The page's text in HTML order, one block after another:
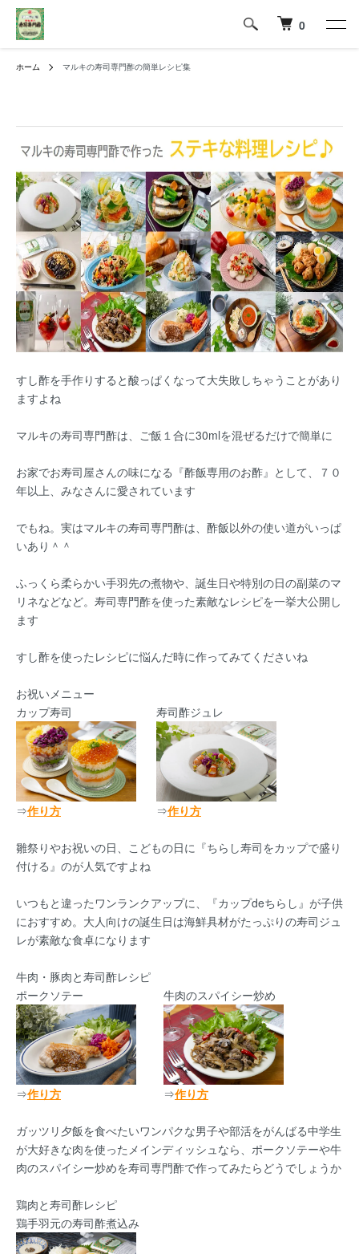
0
ホーム マルキの寿司専門酢の簡単レシピ集
すし酢を手作りすると酸っぱくなって大失敗しちゃうことがあり
ますよね
マルキの寿司専門酢は、ご飯１合に30mlを混ぜるだけで簡単に
お家でお寿司屋さんの味になる『酢飯専用のお酢』として、７０
年以上、みなさんに愛されています
でもね。実はマルキの寿司専門酢は、酢飯以外の使い道がいっぱ
いあり＾＾
ふっくら柔らかい手羽先の煮物や、誕生日や特別の日の副菜のマ
リネなどなど。寿司専門酢を使った素敵なレシピを一挙大公開し
ます
すし酢を使ったレシピに悩んだ時に作ってみてくださいね
お祝いメニュー
カップ寿司
寿司酢ジュレ
⇒作り方 ⇒作り方
雛祭りやお祝いの日、こどもの日に『ちらし寿司をカップで盛り
付ける』のが人気ですよね
いつもと違ったワンランクアップに、『カップdeちらし』が子供
におすすめ。大人向けの誕生日は海鮮具材がたっぷりの寿司ジュ
レが素敵な食卓になります
牛肉・豚肉と寿司酢レシピ
ポークソテー
牛肉のスパイシー炒め
⇒作り方 ⇒作り方
ガッツリ夕飯を食べたいワンパクな男子や部活をがんばる中学生
が大好きな肉を使ったメインディッシュなら、ポークソテーや牛
肉のスパイシー炒めを寿司専門酢で作ってみたらどうでしょうか
鶏肉と寿司酢レシピ
鶏手羽元の寿司酢煮込み